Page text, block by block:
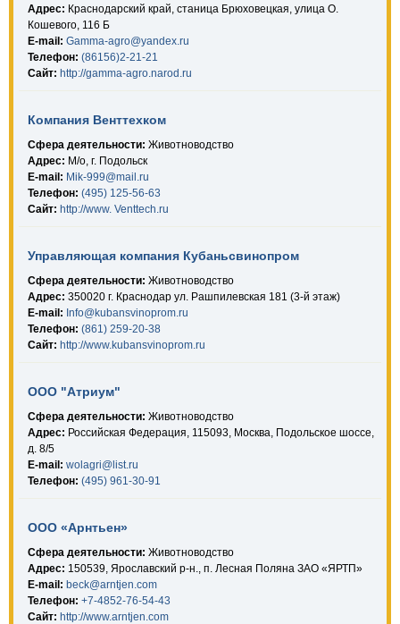
Адрес: Краснодарский край, станица Брюховецкая, улица О.
Кошевого, 116 Б
E-mail: Gamma-agro@yandex.ru
Телефон: (86156)2-21-21
Сайт: http://gamma-agro.narod.ru
Компания Венттехком
Сфера деятельности: Животноводство
Адрес: М/о, г. Подольск
E-mail: Mik-999@mail.ru
Телефон: (495) 125-56-63
Сайт: http://www. Venttech.ru
Управляющая компания Кубаньсвинопром
Сфера деятельности: Животноводство
Адрес: 350020 г. Краснодар ул. Рашпилевская 181 (3-й этаж)
E-mail: Info@kubansvinoprom.ru
Телефон: (861) 259-20-38
Сайт: http://www.kubansvinoprom.ru
ООО "Атриум"
Сфера деятельности: Животноводство
Адрес: Российская Федерация, 115093, Москва, Подольское шоссе,
д. 8/5
E-mail: wolagri@list.ru
Телефон: (495) 961-30-91
ООО «Арнтьен»
Сфера деятельности: Животноводство
Адрес: 150539, Ярославский р-н., п. Лесная Поляна ЗАО «ЯРТП»
E-mail: beck@arntjen.com
Телефон: +7-4852-76-54-43
Сайт: http://www.arntjen.com